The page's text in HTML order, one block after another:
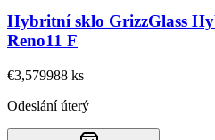
Hybritní sklo GrizzGlass
Reno11 F
€3,579988 ks
Odeslání úterý